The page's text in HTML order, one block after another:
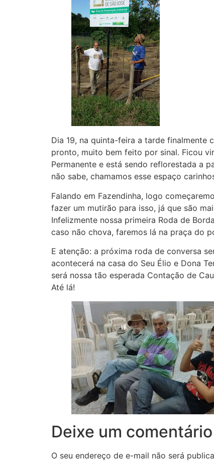
Dia 19, na quinta-feira a tarde finalmente
pronto, muito bem feito por sinal. Ficou
Permanente e está sendo reflorestada a
não sabe, chamamos esse espaço
Falando em Fazendinha, logo
fazer um mutirão para isso, já que são
Infelizmente nossa primeira Roda de
caso não chova, faremos lá na praça do
E atenção: a próxima roda de conversa
acontecerá na casa do Seu Élio e Dona
será nossa tão esperada Contação de
Até lá!
Deixe um comentário
O seu endereço de e-mail não será